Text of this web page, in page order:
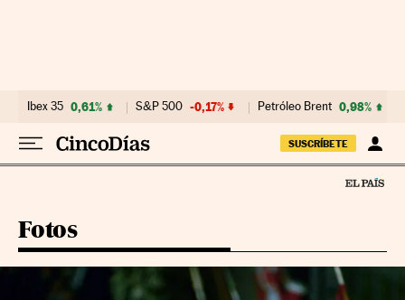
Ibex 35 0,61% S&P 500 -0,17% Petróleo Brent 0,98%
SUSCRÍBETE
Fotos